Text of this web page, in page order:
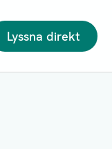
Lyssna direkt